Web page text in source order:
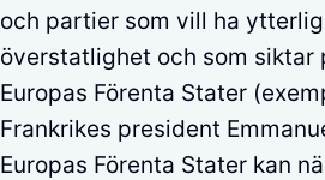
och partier som vill ha
överstatlighet och som siktar
Europas Förenta Stater
Frankrikes president
Europas Förenta Stater kan